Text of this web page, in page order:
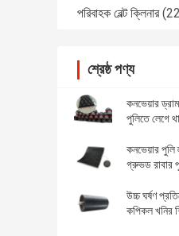
পরিবাহক বেল্ট ক্লিনার
শ্রেষ্ঠ পণ্য
কনভেয়ার
পুলিতে লেগে
কনভেয়ার পুলি
গ্রুভড রাবার
উচ্চ ঘর্ষণ
কপিকল খনির